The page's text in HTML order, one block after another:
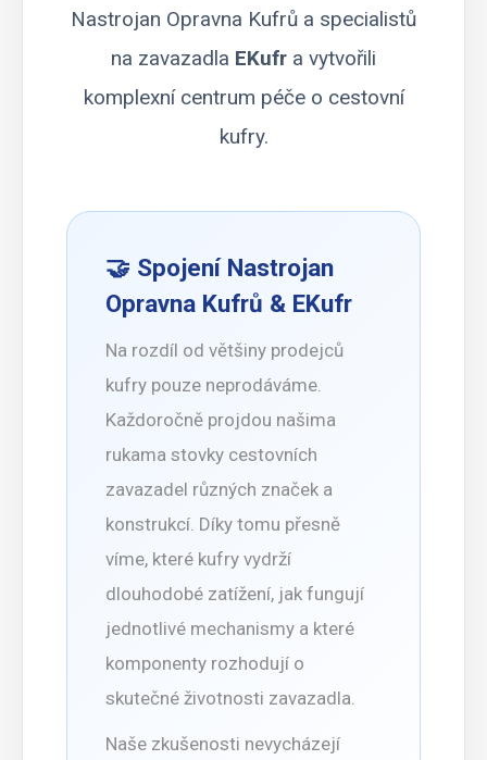
Nastrojan Opravna Kufrů a specialistů
na zavazadla EKufr a vytvořili
komplexní centrum péče o cestovní
kufry.
🤝 Spojení Nastrojan
Opravna Kufrů & EKufr
Na rozdíl od většiny prodejců
kufry pouze neprodáváme.
Každoročně projdou našima
rukama stovky cestovních
zavazadel různých značek a
konstrukcí. Díky tomu přesně
víme, které kufry vydrží
dlouhodobé zatížení, jak fungují
jednotlivé mechanismy a které
komponenty rozhodují o
skutečné životnosti zavazadla.
Naše zkušenosti nevycházejí